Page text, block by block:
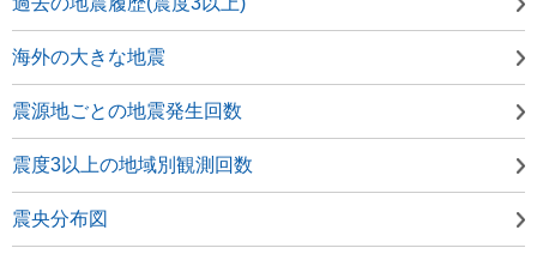
海外の大きな地震
震源地ごとの地震発生回数
震度3以上の地域別観測回数
震央分布図